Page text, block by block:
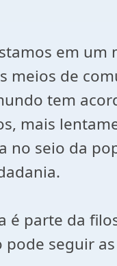
em
meios de
tem
mais
no seio da
é parte da
pode seguir